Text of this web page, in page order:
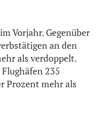
Vorjahr. Gegenüber
an den
als verdoppelt.
235
Prozent mehr als